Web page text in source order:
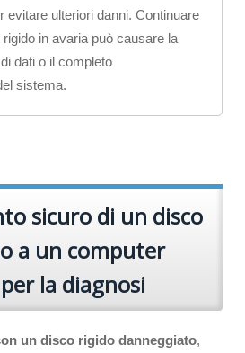
evitare ulteriori danni. Continuare
in avaria può causare la
dati o il completo
sistema.
sicuro di un disco
a un computer
la diagnosi
un disco rigido danneggiato,